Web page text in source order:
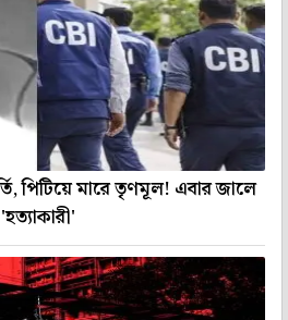
পিটিয়ে মারে তৃণমূল! এবার জালে